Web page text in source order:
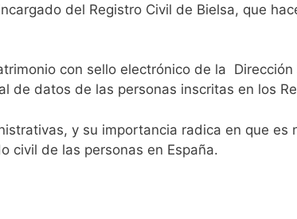
del Registro Civil de Bielsa, que
con sello electrónico de la Dirección
datos de las personas inscritas en los
y su importancia radica en que es
civil de las personas en España.